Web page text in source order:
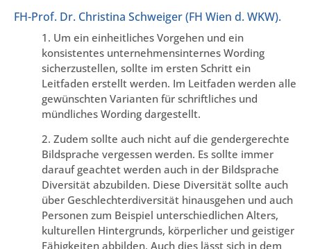
FH-Prof. Dr. Christina Schweiger (FH Wien d. WKW).
1. Um ein einheitliches Vorgehen und ein
konsistentes unternehmensinternes Wording
sicherzustellen, sollte im ersten Schritt ein
Leitfaden erstellt werden. Im Leitfaden werden alle
gewünschten Varianten für schriftliches und
mündliches Wording dargestellt.
2. Zudem sollte auch nicht auf die gendergerechte
Bildsprache vergessen werden. Es sollte immer
darauf geachtet werden auch in der Bildsprache
Diversität abzubilden. Diese Diversität sollte auch
über Geschlechterdiversität hinausgehen und auch
Personen zum Beispiel unterschiedlichen Alters,
kulturellen Hintergrunds, körperlicher und geistiger
Fähigkeiten abbilden. Auch dies lässt sich in dem